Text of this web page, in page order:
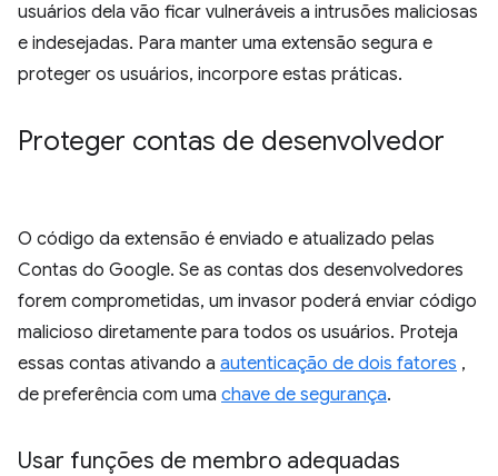
usuários dela vão ficar vulneráveis a intrusões maliciosas
e indesejadas. Para manter uma extensão segura e
proteger os usuários, incorpore estas práticas.
Proteger contas de desenvolvedor
O código da extensão é enviado e atualizado pelas
Contas do Google. Se as contas dos desenvolvedores
forem comprometidas, um invasor poderá enviar código
malicioso diretamente para todos os usuários. Proteja
essas contas ativando a autenticação de dois fatores ,
de preferência com uma chave de segurança.
Usar funções de membro adequadas